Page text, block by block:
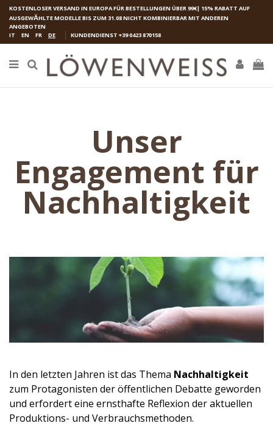
KOSTENLOSER VERSAND IN EUROPA FÜR BESTELLUNGEN ÜBER 99€| 15% RABATT AUF
AUSGEWӒHLTE MODELLE BIS ZUM 31.08 NICHT KOMBINIERBAR MIT ANDEREN
ANGEBOTEN
IT
EN FR DE KUNDENDIENST +39 0423 870158
Unser
Engagement für
Nachhaltigkeit
In den letzten Jahren ist das Thema Nachhaltigkeit
zum Protagonisten der öffentlichen Debatte geworden
und erfordert eine ernsthafte Reflexion der aktuellen
Produktions- und Verbrauchsmethoden.